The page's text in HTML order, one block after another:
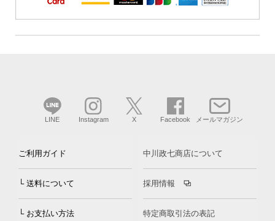
LINE Instagram X Facebook メールマガジン
ご利用ガイド
└ 送料について
└ お支払い方法
中川政七商店について
採用情報
特定商取引法の表記